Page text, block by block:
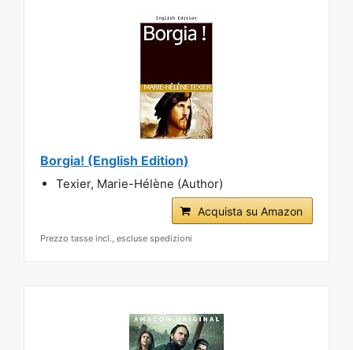
Borgia! (English Edition)
Texier, Marie-Hélène (Author)
Acquista su Amazon
Prezzo tasse incl., escluse spedizioni